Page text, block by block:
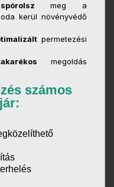
meg a
kerül növényvédő
permetezési
megoldás
számos